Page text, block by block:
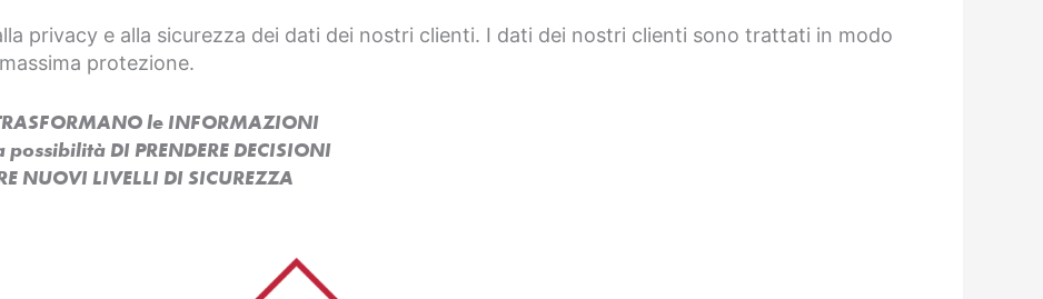
privacy e alla sicurezza dei dati dei nostri clienti. I dati dei nostri clienti sono trattati in modo
protezione.
le INFORMAZIONI
DI PRENDERE DECISIONI
NUOVI LIVELLI DI SICUREZZA